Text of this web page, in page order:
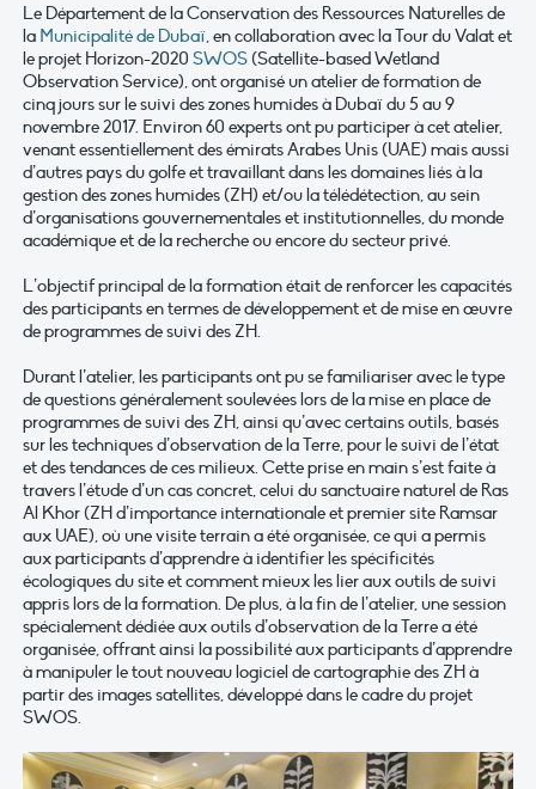
Le Département de la Conservation des Ressources Naturelles de
la Municipalité de Dubaï, en collaboration avec la Tour du Valat et
le projet Horizon-2020 SWOS(Satellite-based Wetland
Observation Service), ont organisé un atelier de formation de
cinq jours sur le suivi des zones humides à Dubaï du 5 au 9
novembre 2017. Environ 60 experts ont pu participer à cet atelier,
venant essentiellement des émirats Arabes Unis (UAE) mais aussi
d’autres pays du golfe et travaillant dans les domaines liés à la
gestion des zones humides (ZH) et/ou la télédétection, au sein
d’organisations gouvernementales et institutionnelles, du monde
académique et de la recherche ou encore du secteur privé.
L’objectif principal de la formation était de renforcer les capacités
des participants en termes de développement et de mise en œuvre
de programmes de suivi des ZH.
Durant l’atelier, les participants ont pu se familiariser avec le type
de questions généralement soulevées lors de la mise en place de
programmes de suivi des ZH, ainsi qu’avec certains outils, basés
sur les techniques d’observation de la Terre, pour le suivi de l’état
et des tendances de ces milieux. Cette prise en main s’est faite à
travers l’étude d’un cas concret, celui du sanctuaire naturel de Ras
Al Khor (ZH d’importance internationale et premier site Ramsar
aux UAE), où une visite terrain a été organisée, ce qui a permis
aux participants d’apprendre à identifier les spécificités
écologiques du site et comment mieux les lier aux outils de suivi
appris lors de la formation. De plus, à la fin de l’atelier, une session
spécialement dédiée aux outils d’observation de la Terre a été
organisée, offrant ainsi la possibilité aux participants d’apprendre
à manipuler le tout nouveau logiciel de cartographie des ZH à
partir des images satellites, développé dans le cadre du projet
SWOS.